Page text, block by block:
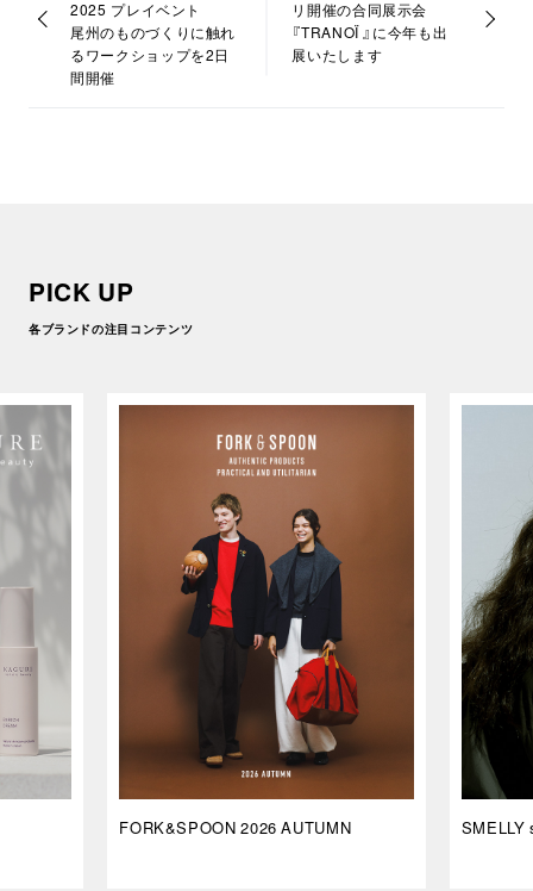
2025 プレイベント
尾州のものづくりに触れ
るワークショップを2日
間開催
リ開催の合同展示会
『TRANOÏ 』に今年も出
展いたします
PICK UP
各ブランドの注目コンテンツ
FORK&SPOON 2026 AUTUMN SMELLY